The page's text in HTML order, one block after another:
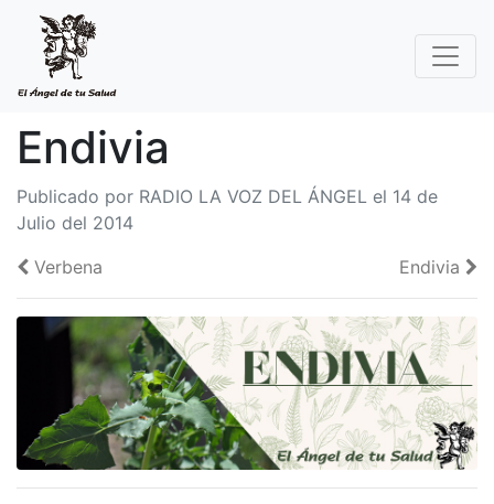
Endivia
Publicado por RADIO LA VOZ DEL ÁNGEL el 14 de
Julio del 2014
Verbena
Endivia